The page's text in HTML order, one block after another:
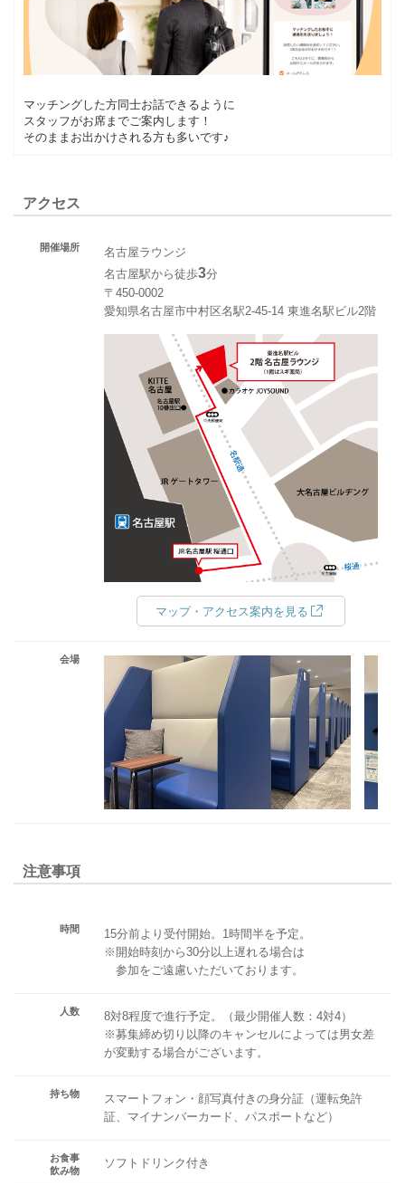
マッチングした方同士お話できるように
スタッフがお席までご案内します！
そのままお出かけされる方も多いです♪
アクセス
開催場所
名古屋ラウンジ
名古屋駅から徒歩3分
〒450-0002
愛知県名古屋市中村区名駅2-45-14 東進名駅ビル2階
マップ・アクセス案内を見る
会場
注意事項
時間
15分前より受付開始。1時間半を予定。
※開始時刻から30分以上遅れる場合は
参加をご遠慮いただいております。
人数
8対8程度で進行予定。（最少開催人数：4対4）
※募集締め切り以降のキャンセルによっては男女差
が変動する場合がございます。
持ち物
スマートフォン・顔写真付きの身分証（運転免許
証、マイナンバーカード、パスポートなど）
お食事
飲み物
ソフトドリンク付き